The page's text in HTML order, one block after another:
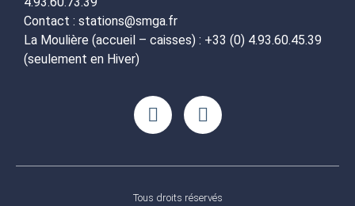
Contact : stations@smga.fr
La Moulière (accueil – caisses) : +33 (0) 4.93.60.45.39
(seulement en Hiver)
Tous droits réservés